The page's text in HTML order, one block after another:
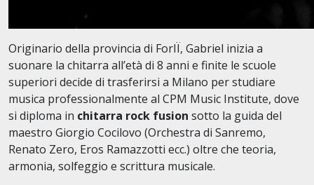
Originario della provincia di ForlÏ, Gabriel inizia a
suonare la chitarra all’età di 8 anni e finite le scuole
superiori decide di trasferirsi a Milano per studiare
musica professionalmente al CPM Music Institute, dove
si diploma in chitarra rock fusion sotto la guida del
maestro Giorgio Cocilovo (Orchestra di Sanremo,
Renato Zero, Eros Ramazzotti ecc.) oltre che teoria,
armonia, solfeggio e scrittura musicale.